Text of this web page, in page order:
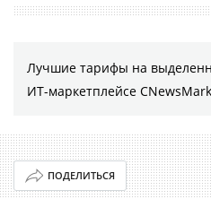
Лучшие тарифы на
ИТ-маркетплейсе
ПОДЕЛИТЬСЯ